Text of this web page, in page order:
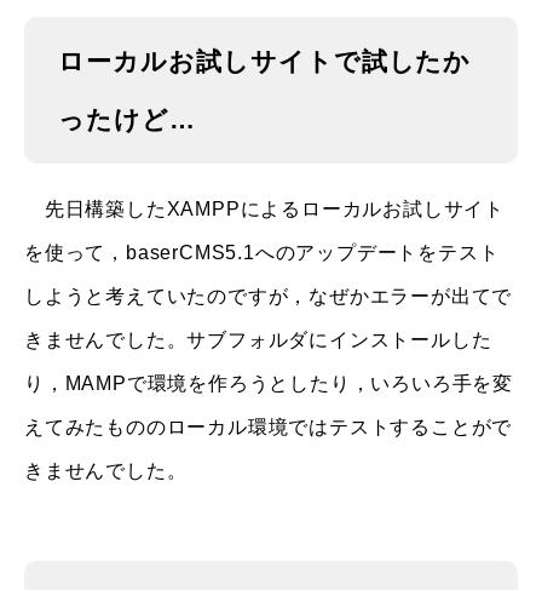
ローカルお試しサイトで試したか
ったけど…
先日構築したXAMPPによるローカルお試しサイト
を使って，baserCMS5.1へのアップデートをテスト
しようと考えていたのですが，なぜかエラーが出てで
きませんでした。サブフォルダにインストールした
り，MAMPで環境を作ろうとしたり，いろいろ手を変
えてみたもののローカル環境ではテストすることがで
きませんでした。